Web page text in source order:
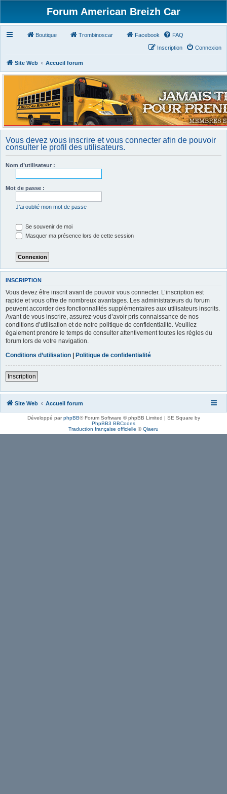
Forum American Breizh Car
Boutique Trombinoscar Facebook FAQ
Connexion
Inscription
Site Web Accueil forum
Vous devez vous inscrire et vous connecter afin de pouvoir
consulter le profil des utilisateurs.
Nom d’utilisateur :
Mot de passe :
J’ai oublié mon mot de passe
Se souvenir de moi
Masquer ma présence lors de cette session
INSCRIPTION
Vous devez être inscrit avant de pouvoir vous connecter. L’inscription est
rapide et vous offre de nombreux avantages. Les administrateurs du forum
peuvent accorder des fonctionnalités supplémentaires aux utilisateurs inscrits.
Avant de vous inscrire, assurez-vous d’avoir pris connaissance de nos
conditions d’utilisation et de notre politique de confidentialité. Veuillez
également prendre le temps de consulter attentivement toutes les règles du
forum lors de votre navigation.
Conditions d’utilisation | Politique de confidentialité
Inscription
Site Web Accueil forum
Développé parphpBB® Forum Software © phpBB Limited | SE Square by
PhpBB3 BBCodes
Traduction française officielle ©Qiaeru